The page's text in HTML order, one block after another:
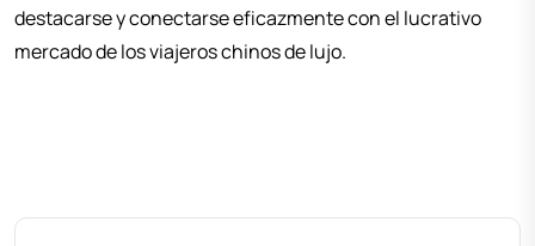
destacarse y conectarse eficazmente con el lucrativo
mercado de los viajeros chinos de lujo.